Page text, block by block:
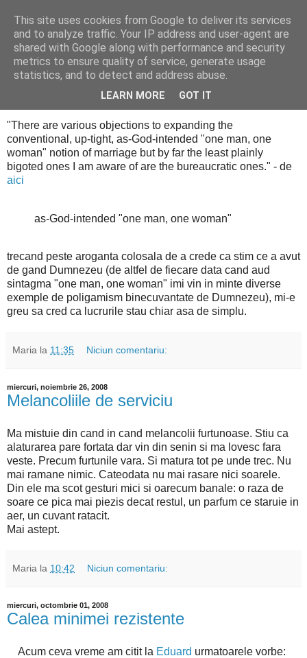
Cealalta realitate
luni, decembrie 15, 2008
"one man, one woman"
"There are various objections to expanding the
conventional, up-tight, as-God-intended "one man, one
woman" notion of marriage but by far the least plainly
bigoted ones I am aware of are the bureaucratic ones." - de
aici
as-God-intended "one man, one woman"
trecand peste aroganta colosala de a crede ca stim ce a avut
de gand Dumnezeu (de altfel de fiecare data cand aud
sintagma "one man, one woman" imi vin in minte diverse
exemple de poligamism binecuvantate de Dumnezeu), mi-e
greu sa cred ca lucrurile stau chiar asa de simplu.
Maria la 11:35 Niciun comentariu:
miercuri, noiembrie 26, 2008
Melancoliile de serviciu
Ma mistuie din cand in cand melancolii furtunoase. Stiu ca
alaturarea pare fortata dar vin din senin si ma lovesc fara
veste. Precum furtunile vara. Si matura tot pe unde trec. Nu
mai ramane nimic. Cateodata nu mai rasare nici soarele.
Din ele ma scot gesturi mici si oarecum banale: o raza de
soare ce pica mai piezis decat restul, un parfum ce staruie in
aer, un cuvant ratacit.
Mai astept.
Maria la 10:42 Niciun comentariu:
miercuri, octombrie 01, 2008
Calea minimei rezistente
Acum ceva vreme am citit la Eduard urmatoarele vorbe:
This site uses cookies from Google to deliver its services
and to analyze traffic. Your IP address and user-agent are
shared with Google along with performance and security
metrics to ensure quality of service, generate usage
statistics, and to detect and address abuse.
LEARN MORE GOT IT